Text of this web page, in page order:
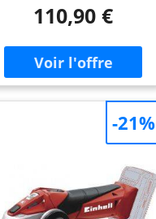
produit phare de la
célèbre maison Williams &
Humbert et figure parmi
les meilleurs brandys de
Jerez espagnols. Depuis
son lancement en 1945, ce
brandy d'except Couleur :
acajou. Nez : Arômes
intenses et complexes de
raisins secs, de figues, de
vanille, de bois de chêne,
d'épices et de subtiles
110,90 €
-21%